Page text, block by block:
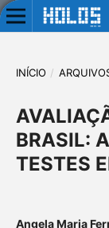
INÍCIO /
BRASIL:
TESTES
Angela Maria